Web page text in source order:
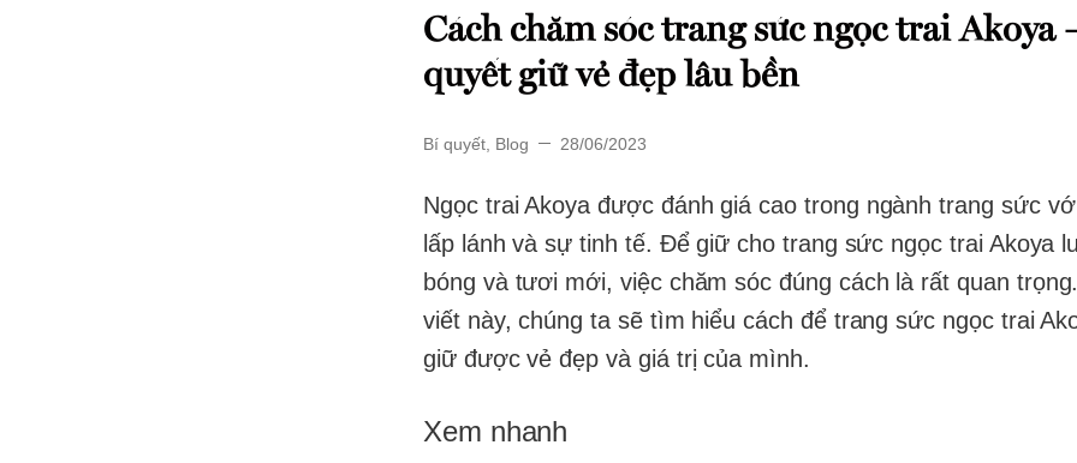
Cách chăm sóc trang sức ngọc trai Akoya
quyết giữ vẻ đẹp lâu bền
Bí quyết Blog 28/06/2023
Ngọc trai Akoya được đánh giá cao trong ngành trang sức
lấp lánh và sự tinh tế. Để giữ cho trang sức ngọc trai Akoya
bóng và tươi mới, việc chăm sóc đúng cách là rất quan
viết này, chúng ta sẽ tìm hiểu cách để trang sức ngọc trai
giữ được vẻ đẹp và giá trị của mình.
Xem nhanh